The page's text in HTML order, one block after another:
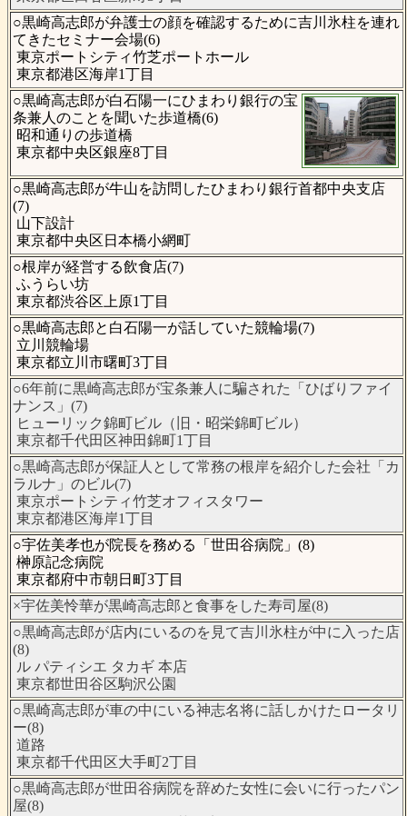
○黒崎高志郎が弁護士の顔を確認するために吉川氷柱を連れ
てきたセミナー会場(6)
東京ポートシティ竹芝ポートホール
東京都港区海岸1丁目
○黒崎高志郎が白石陽一にひまわり銀行の宝
条兼人のことを聞いた歩道橋(6)
昭和通りの歩道橋
東京都中央区銀座8丁目
○黒崎高志郎が牛山を訪問したひまわり銀行首都中央支店
(7)
山下設計
東京都中央区日本橋小網町
○根岸が経営する飲食店(7)
ふうらい坊
東京都渋谷区上原1丁目
○黒崎高志郎と白石陽一が話していた競輪場(7)
立川競輪場
東京都立川市曙町3丁目
○6年前に黒崎高志郎が宝条兼人に騙された「ひばりファイ
ナンス」(7)
ヒューリック錦町ビル（旧・昭栄錦町ビル）
東京都千代田区神田錦町1丁目
○黒崎高志郎が保証人として常務の根岸を紹介した会社「カ
ラルナ」のビル(7)
東京ポートシティ竹芝オフィスタワー
東京都港区海岸1丁目
○宇佐美孝也が院長を務める「世田谷病院」(8)
榊原記念病院
東京都府中市朝日町3丁目
×宇佐美怜華が黒崎高志郎と食事をした寿司屋(8)
○黒崎高志郎が店内にいるのを見て吉川氷柱が中に入った店
(8)
ル パティシエ タカギ 本店
東京都世田谷区駒沢公園
○黒崎高志郎が車の中にいる神志名将に話しかけたロータリ
ー(8)
道路
東京都千代田区大手町2丁目
○黒崎高志郎が世田谷病院を辞めた女性に会いに行ったパン
屋(8)